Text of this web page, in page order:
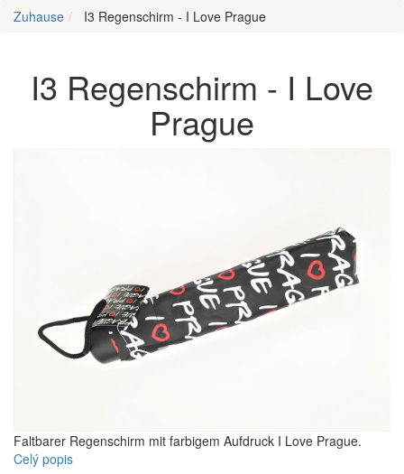
Zuhause I3 Regenschirm - I Love Prague
I3 Regenschirm - I Love
Prague
Faltbarer Regenschirm mit farbigem Aufdruck I Love Prague.
Celý popis